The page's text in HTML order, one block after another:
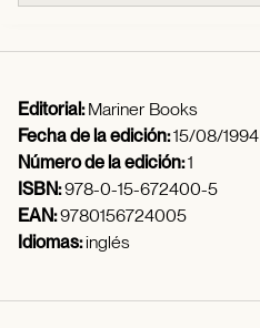
Editorial:Mariner Books
Fecha de la edición:15/08/1994
Número de la edición:1
ISBN:978-0-15-672400-5
EAN:9780156724005
Idiomas:inglés